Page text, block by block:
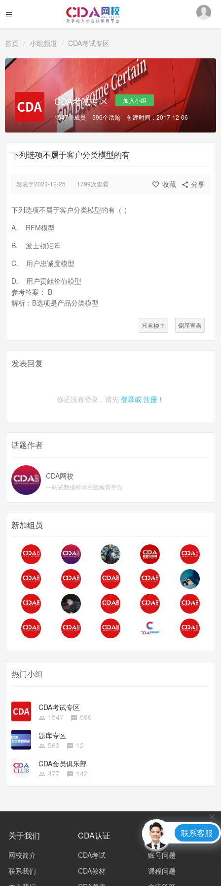
首页 小组频道 CDA考试专区
CDA考试专区
加入小组
1547个成员
596个话题 创建时间：2017-12-06
下列选项不属于客户分类模型的有
分享
收藏
发表于2023-12-25 1799次查看
下列选项不属于客户分类模型的有（ ）
A. RFM模型
B. 波士顿矩阵
C. 用户忠诚度模型
D. 用户贡献价值模型
参考答案： B
解析：B选项是产品分类模型
只看楼主 倒序查看
发表回复
你还没有登录，请先 登录或 注册！
话题作者
CDA网校
一站式数据科学在线教育平台
新加组员
热门小组
CDA考试专区
1547
596
题库专区
563
12
CDA会员俱乐部
477
142
关于我们
网校简介
联系我们
CDA认证
CDA考试
CDA教材
常见问题
账号问题
课程问题
联系客服